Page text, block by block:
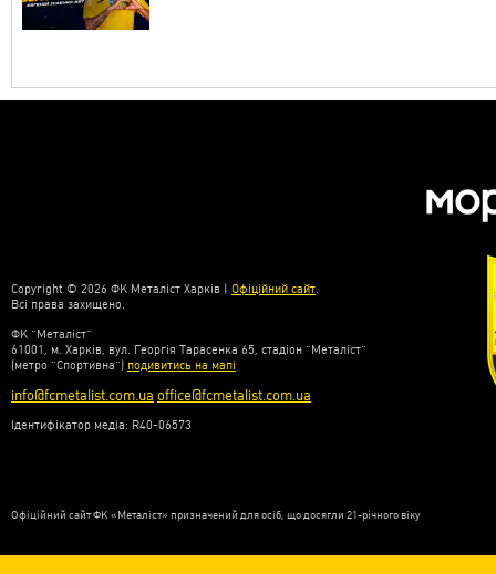
Copyright © 2026 ФК Металіст Харків | Офіційний сайт.
Всі права захищено.
ФК “Металіст”
61001, м. Харків, вул. Георгія Тарасенка 65, стадіон “Металіст”
(метро “Спортивна”) подивитись на мапі
info@fcmetalist.com.ua office@fcmetalist.com.ua
Ідентифікатор медіа: R40-06573
Офіційний сайт ФК «Металіст» призначений для осіб, що досягли 21-річного віку